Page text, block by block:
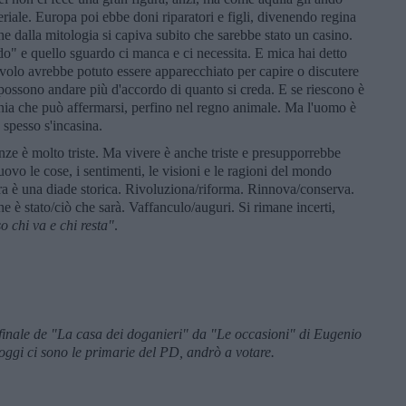
Europa poi ebbe doni riparatori e figli, divenendo regina
dalla mitologia si capiva subito che sarebbe stato un casino.
e quello sguardo ci manca e ci necessita. E mica hai detto
avrebbe potuto essere apparecchiato per capire o discutere
andare più d'accordo di quanto si creda. E se riescono è
che può affermarsi, perfino nel regno animale. Ma l'uomo è
s'incasina.
è molto triste. Ma vivere è anche triste e presupporrebbe
le cose, i sentimenti, le visioni e le ragioni del mondo
è una diade storica. Rivoluziona/riforma. Rinnova/conserva.
è stato/ciò che sarà. Vaffanculo/auguri. Si rimane incerti,
chi va e chi resta".
de "La casa dei doganieri" da "Le occasioni" di Eugenio
ci sono le primarie del PD, andrò a votare.